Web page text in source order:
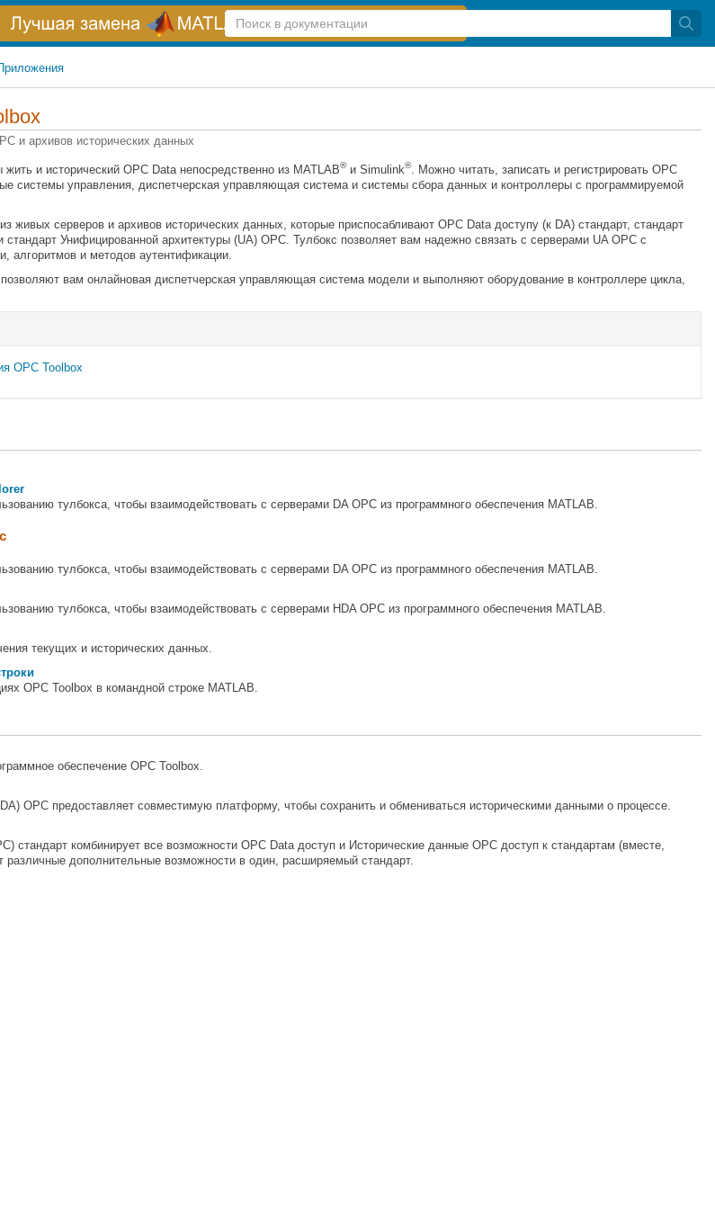
Справка
по
и архивов исторических данных
и исторический OPC Data непосредственно из MATLAB®и Simulink®. Можно читать, записать и регистрировать OPC
системы управления, диспетчерская управляющая система и системы сбора данных и контроллеры с программируемой
живых серверов и архивов исторических данных, которые приспосабливают OPC Data доступу (к DA) стандарт, стандарт
Унифицированной архитектуры (UA) OPC. Тулбокс позволяет вам надежно связать с серверами UA OPC с
алгоритмов и методов аутентификации.
вам онлайновая диспетчерская управляющая система модели и выполняют оборудование в контроллере цикла,
OPC Toolbox
тулбокса, чтобы взаимодействовать с серверами DA OPC из программного обеспечения MATLAB.
тулбокса, чтобы взаимодействовать с серверами DA OPC из программного обеспечения MATLAB.
тулбокса, чтобы взаимодействовать с серверами HDA OPC из программного обеспечения MATLAB.
текущих и исторических данных.
OPC Toolbox в командной строке MATLAB.
обеспечение OPC Toolbox.
OPC предоставляет совместимую платформу, чтобы сохранить и обмениваться историческими данными о процессе.
стандарт комбинирует все возможности OPC Data доступ и Исторические данные OPC доступ к стандартам (вместе,
дополнительные возможности в один, расширяемый стандарт.